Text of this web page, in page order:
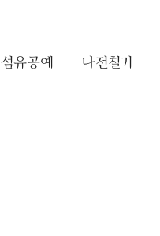
섬유공예 나전칠기